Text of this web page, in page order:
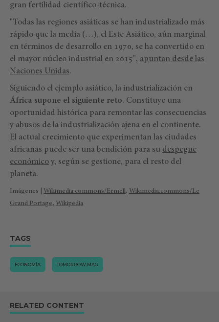
gran fertilidad científico-técnica.
"Todas las regiones asiáticas se han industrializado más
rápido que la media (…), el Este Asiático, aún marginal
en términos de desarrollo en 1970, se ha convertido en
el mayor núcleo industrial en 2015", apuntan desde las
Naciones Unidas.
Siguiendo el ejemplo asiático, la industrialización en
África supone el siguiente reto. Constituye una
oportunidad histórica para remontar las consecuencias
y abusos de la industrialización ajena en el continente.
El actual crecimiento que experimentan las ciudades
africanas puede ser una bendición para su despegue
económico y, según se gestione, para el resto del
planeta.
Imágenes | Wikimedia.commons/Ermell, Wikimedia.commons/Le
Grand Portage, Wikipedia
TAGS
ECONOMÍA TOMORROW.MAG
RELATED CONTENT